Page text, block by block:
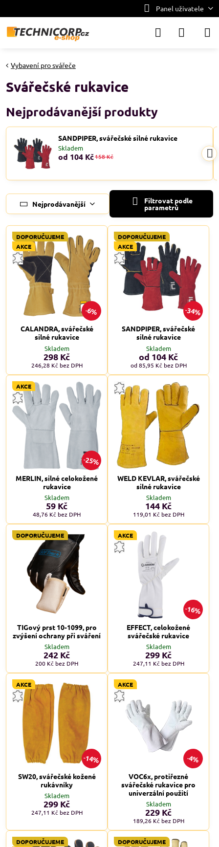
Panel uživatele
Vybavení pro svářeče
Svářečské rukavice
Nejprodávanější produkty
SANDPIPER, svářečské silné rukavice
Skladem
od 104 Kč158 Kč
Nejprodávanější Filtrovat podle
parametrů
6%
DOPORUČUJEME
AKCE
CALANDRA, svářečské
silné rukavice
Skladem
298 Kč
246,28 Kč bez DPH
34%
DOPORUČUJEME
AKCE
SANDPIPER, svářečské
silné rukavice
Skladem
od 104 Kč
od 85,95 Kč bez DPH
25%
AKCE
MERLIN, silné celokožené
rukavice
Skladem
59 Kč
48,76 Kč bez DPH
WELD KEVLAR, svářečské
silné rukavice
Skladem
144 Kč
119,01 Kč bez DPH
DOPORUČUJEME
TIGový prst 10-1099, pro
zvýšení ochrany při sváření
Skladem
242 Kč
200 Kč bez DPH
16%
AKCE
EFFECT, celokožené
svářečské rukavice
Skladem
299 Kč
247,11 Kč bez DPH
14%
AKCE
SW20, svářečské kožené
rukávníky
Skladem
299 Kč
247,11 Kč bez DPH
4%
AKCE
VOC6x, protiřezné
svářečské rukavice pro
univerzální použití
Skladem
229 Kč
189,26 Kč bez DPH
DOPORUČUJEME
DOPORUČUJEME